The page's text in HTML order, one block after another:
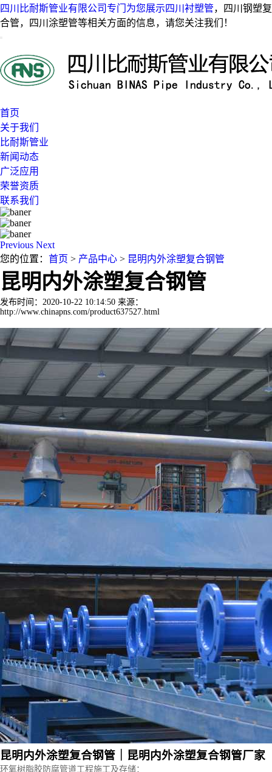
四川比耐斯管业有限公司专门为您展示四川衬塑管，四川钢塑复
合管，四川涂塑管等相关方面的信息，请您关注我们！
首页
关于我们
比耐斯管业
新闻动态
广泛应用
荣誉资质
联系我们
Previous Next
您的位置： 首页 > 产品中心 > 昆明内外涂塑复合钢管
昆明内外涂塑复合钢管
发布时间：2020-10-22 10:14:50 来源：
http://www.chinapns.com/product637527.html
昆明内外涂塑复合钢管｜昆明内外涂塑复合钢管厂家
环氧树脂胶防腐管道工程施工及存储：